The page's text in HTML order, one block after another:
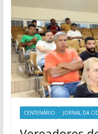
CENTENÁRIO JORNAL DA